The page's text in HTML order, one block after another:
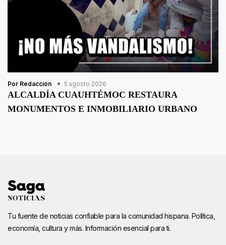
Por Redacción 5 agosto 2026
ALCALDÍA CUAUHTÉMOC RESTAURA
MONUMENTOS E INMOBILIARIO URBANO
Tu fuente de noticias confiable para la comunidad hispana. Política,
economía, cultura y más. Información esencial para ti.